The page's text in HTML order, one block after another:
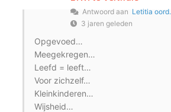
Antwoord aan Letitia oord.
3 jaren geleden
Opgevoed…
Meegekregen…
Leefd = leeft…
Voor zichzelf…
Kleinkinderen…
Wijsheid…